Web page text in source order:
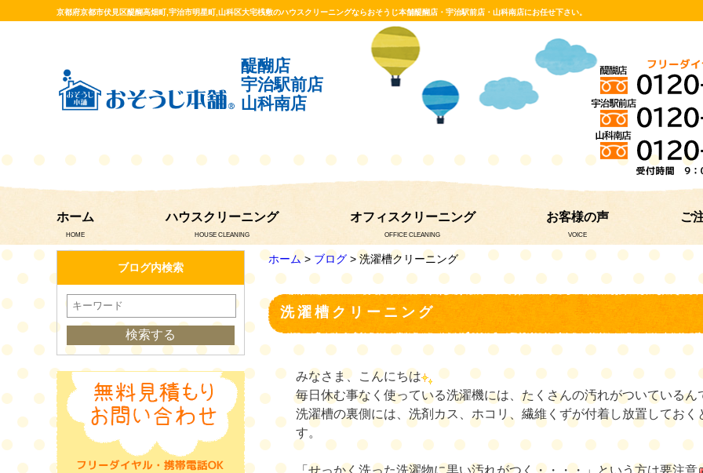
京都府京都市伏見区醍醐高畑町,宇治市明星町,山科区大宅桟敷のハウスクリーニングならおそうじ本舗醍醐店・宇治駅前店・山科南店にお任せ下さい。
醍醐店
宇治駅前店
山科南店
ホーム
HOME
ハウスクリーニング
HOUSE CLEANING
オフィスクリーニング
OFFICE CLEANING
お客様の声
VOICE
ご
ホーム> ブログ > 洗濯槽クリーニング
洗濯槽クリーニング
みなさま、こんにちは
毎日休む事なく使っている洗濯機には、たくさんの汚れがついているん
洗濯槽の裏側には、洗剤カス、ホコリ、繊維くずが付着し放置してお
す。
「せっかく洗った洗濯物に黒い汚れがつく・・・・」という方は要注意
ブログ内検索